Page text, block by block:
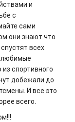
и
с
сами
они знают что
всех
любимые
спортивного
добежали до
И все это
всего.